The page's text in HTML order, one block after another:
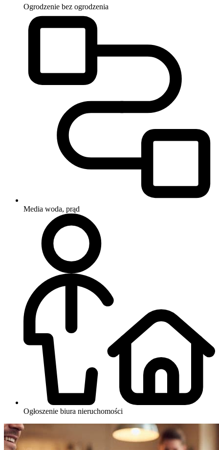
Ogrodzenie bez ogrodzenia
Media woda, prąd
Ogłoszenie biura nieruchomości